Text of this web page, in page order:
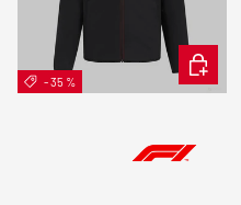
- 35 %
ÉRDEKEL